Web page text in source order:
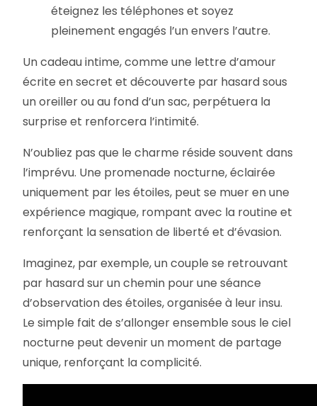
éteignez les téléphones et soyez
pleinement engagés l’un envers l’autre.
Un cadeau intime, comme une lettre d’amour
écrite en secret et découverte par hasard sous
un oreiller ou au fond d’un sac, perpétuera la
surprise et renforcera l’intimité.
N’oubliez pas que le charme réside souvent dans
l’imprévu. Une promenade nocturne, éclairée
uniquement par les étoiles, peut se muer en une
expérience magique, rompant avec la routine et
renforçant la sensation de liberté et d’évasion.
Imaginez, par exemple, un couple se retrouvant
par hasard sur un chemin pour une séance
d’observation des étoiles, organisée à leur insu.
Le simple fait de s’allonger ensemble sous le ciel
nocturne peut devenir un moment de partage
unique, renforçant la complicité.